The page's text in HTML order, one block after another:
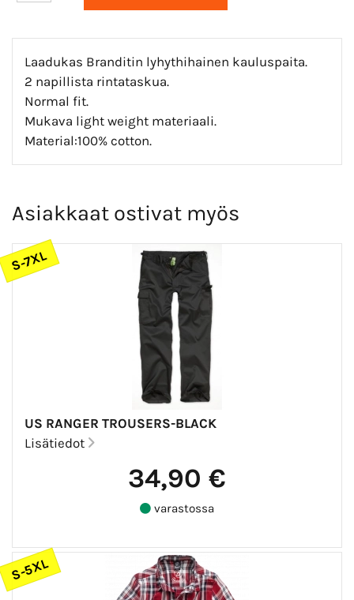
Laadukas Branditin lyhythihainen kauluspaita.
2 napillista rintataskua.
Normal fit.
Mukava light weight materiaali.
Material:100% cotton.
Asiakkaat ostivat myös
S-7XL
US RANGER TROUSERS-BLACK
Lisätiedot
34,90 €
varastossa
S-5XL